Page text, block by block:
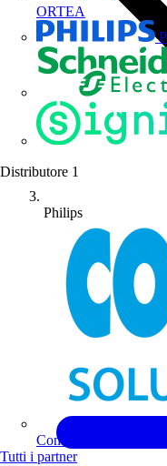
ORTEA
Distributore 1
Comoli Ferrari
Tutti i partner
Philips